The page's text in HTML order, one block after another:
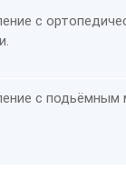
с
с подьёмным